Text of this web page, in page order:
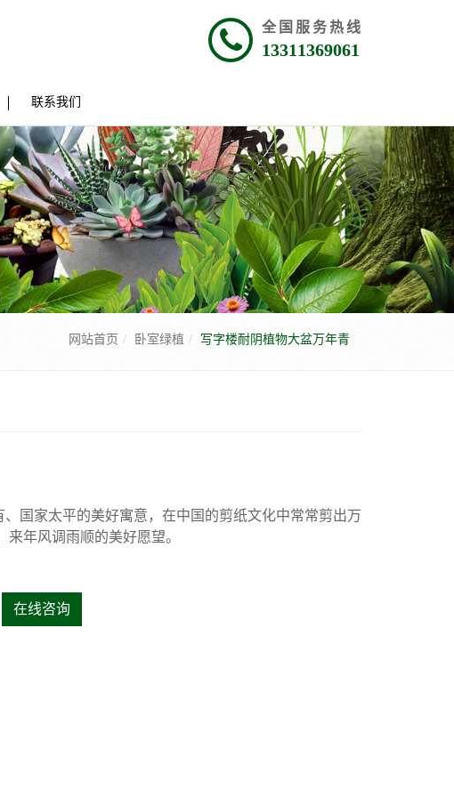
全国服务热线
13311369061
联系我们
网站首页 卧室绿植 写字楼耐阴植物大盆万年青
国家太平的美好寓意，在中国的剪纸文化中常常剪出万
年风调雨顺的美好愿望。
在线咨询